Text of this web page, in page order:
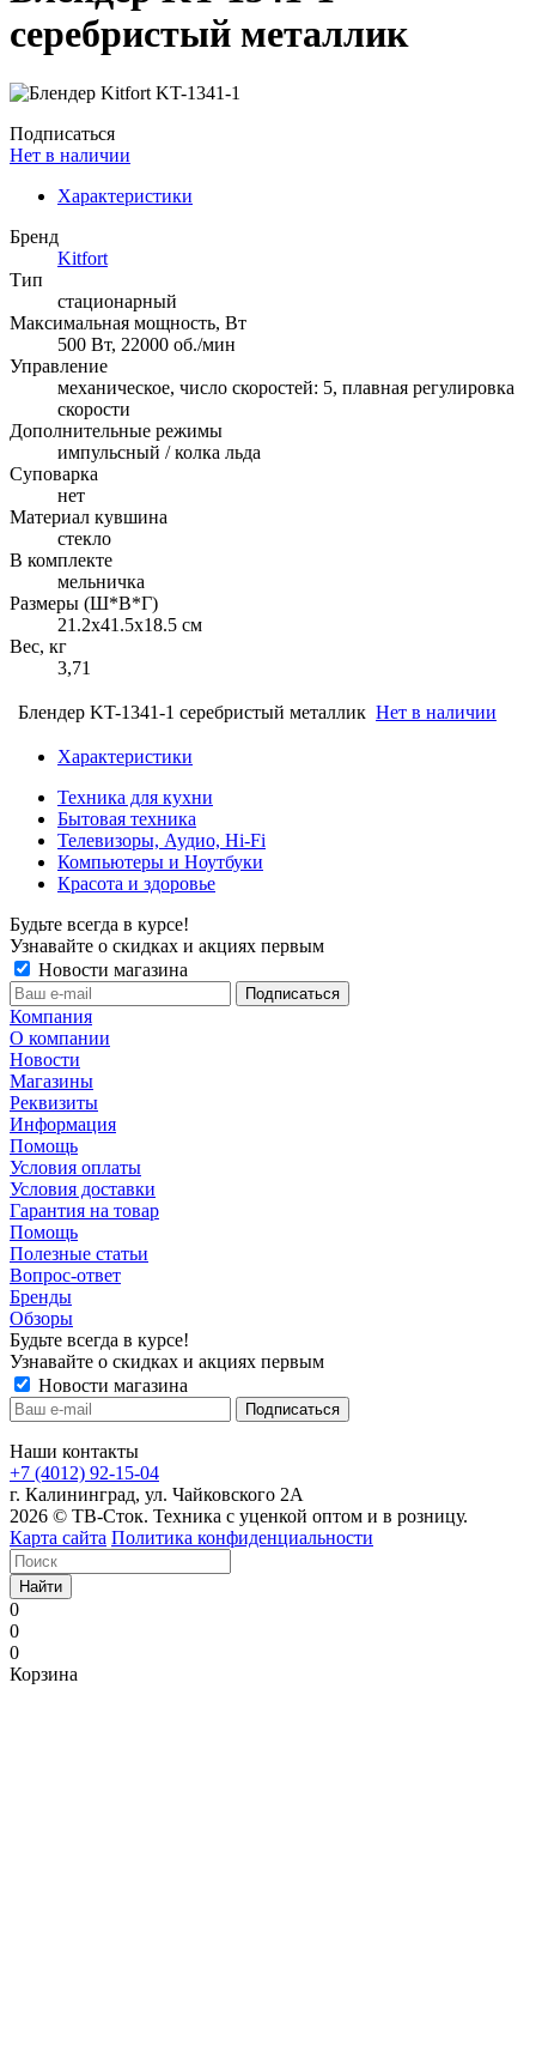
серебристый металлик
Подписаться
Нет в наличии
Характеристики
Бренд
Kitfort
Тип
стационарный
Максимальная мощность, Вт
500 Вт, 22000 об./мин
Управление
механическое, число скоростей: 5, плавная регулировка
скорости
Дополнительные режимы
импульсный / колка льда
Суповарка
нет
Материал кувшина
стекло
В комплекте
мельничка
Размеры (Ш*В*Г)
21.2x41.5x18.5 см
Вес, кг
3,71
Блендер KT-1341-1 серебристый металлик Нет в наличии
Характеристики
Техника для кухни
Бытовая техника
Телевизоры, Аудио, Hi-Fi
Компьютеры и Ноутбуки
Красота и здоровье
Будьте всегда в курсе!
Узнавайте о скидках и акциях первым
Новости магазина
Компания
О компании
Новости
Магазины
Реквизиты
Информация
Помощь
Условия оплаты
Условия доставки
Гарантия на товар
Помощь
Полезные статьи
Вопрос-ответ
Бренды
Обзоры
Будьте всегда в курсе!
Узнавайте о скидках и акциях первым
Новости магазина
Наши контакты
+7 (4012) 92-15-04
г. Калининград, ул. Чайковского 2А
2026 © ТВ-Сток. Техника с уценкой оптом и в розницу.
Карта сайта Политика конфиденциальности
Найти
0
0
0
Корзина